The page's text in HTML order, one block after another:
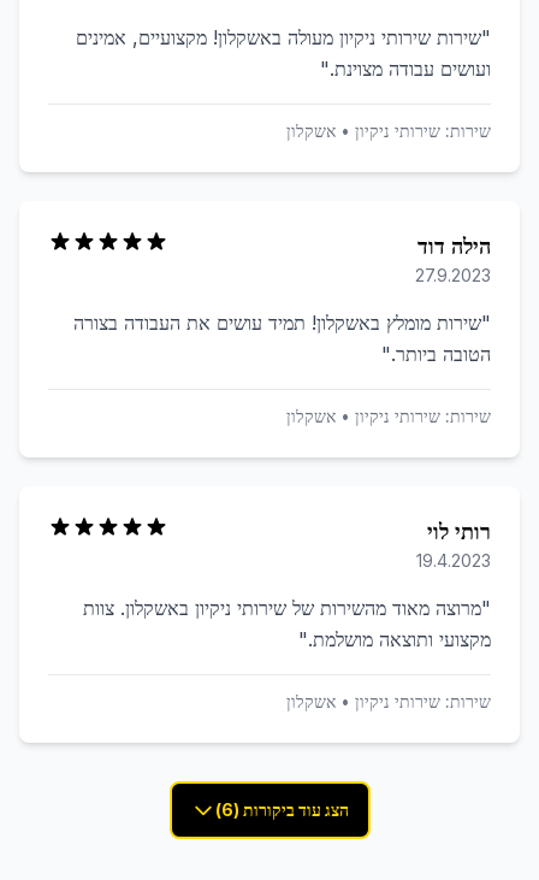
"שירות שירותי ניקיון מעולה באשקלון! מקצועיים, אמינים
ועושים עבודה מצוינת."
שירות: שירותי ניקיון • אשקלון
הילה דוד
27.9.2023
"שירות מומלץ באשקלון! תמיד עושים את העבודה בצורה
הטובה ביותר."
שירות: שירותי ניקיון • אשקלון
רותי לוי
19.4.2023
"מרוצה מאוד מהשירות של שירותי ניקיון באשקלון. צוות
מקצועי ותוצאה מושלמת."
שירות: שירותי ניקיון • אשקלון
הצג עוד ביקורות (6)